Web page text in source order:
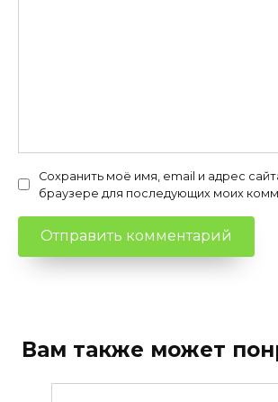
Сохранить моё имя, email и адрес
браузере для последующих моих
Вам также может